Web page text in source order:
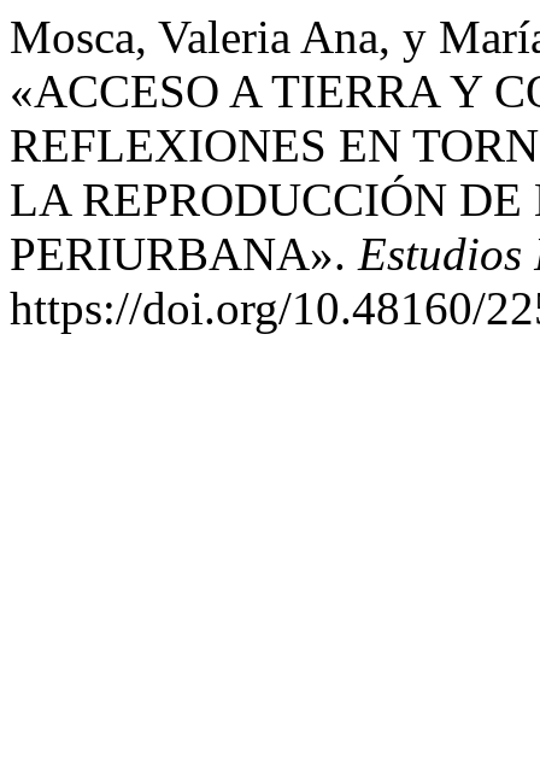
Mosca, Valeria Ana, y
«ACCESO A TIERRA Y
REFLEXIONES EN
LA REPRODUCCIÓN
PERIURBANA». Estudios
https://doi.org/10.48160/